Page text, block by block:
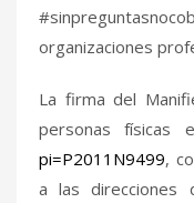
organizaciones
La firma del
personas físicas
pi=P2011N9499,
a las direcciones